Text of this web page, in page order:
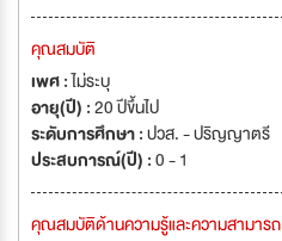
คุณสมบัติ
เพศ :ไม่ระบุ
อายุ(ปี) :20 ปีขึ้นไป
ระดับการศึกษา :ปวส. - ปริญญาตรี
ประสบการณ์(ปี) :0 - 1
คุณสมบัติด้านความรู้และความสามารถ